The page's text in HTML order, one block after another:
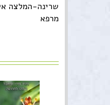
שרינה-המלצה
מרפא